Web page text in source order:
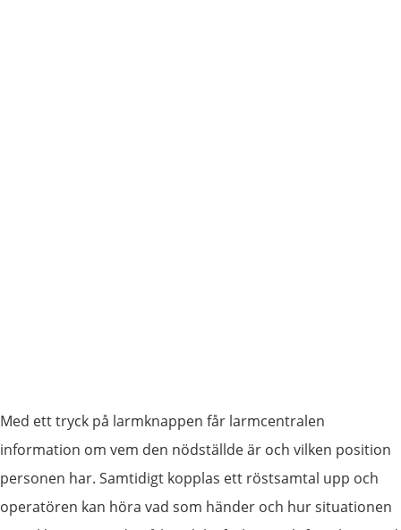
Med ett tryck på larmknappen får larmcentralen
information om vem den nödställde är och vilken position
personen har. Samtidigt kopplas ett röstsamtal upp och
operatören kan höra vad som händer och hur situationen